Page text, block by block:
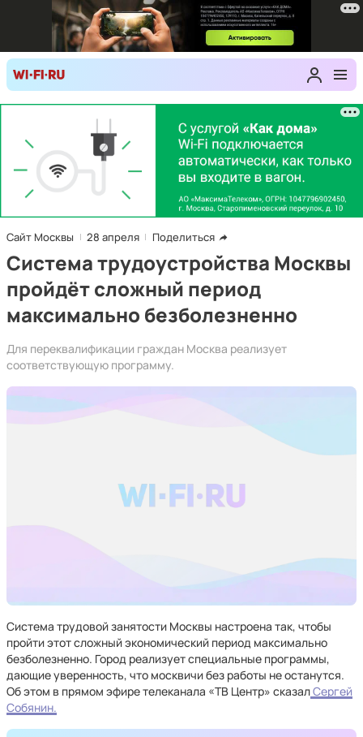
Сайт Москвы 28 апреля Поделиться
Система трудоустройства Москвы
пройдёт сложный период
максимально безболезненно
Для переквалификации граждан Москва реализует
соответствующую программу.
Система трудовой занятости Москвы настроена так, чтобы
пройти этот сложный экономический период максимально
безболезненно. Город реализует специальные программы,
дающие уверенность, что москвичи без работы не останутся.
Об этом в прямом эфире телеканала «ТВ Центр» сказалСергей
Собянин.